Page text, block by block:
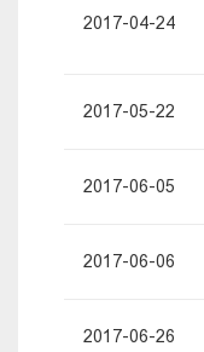
2017-04-24
2017-05-22
2017-06-05
2017-06-06
2017-06-26